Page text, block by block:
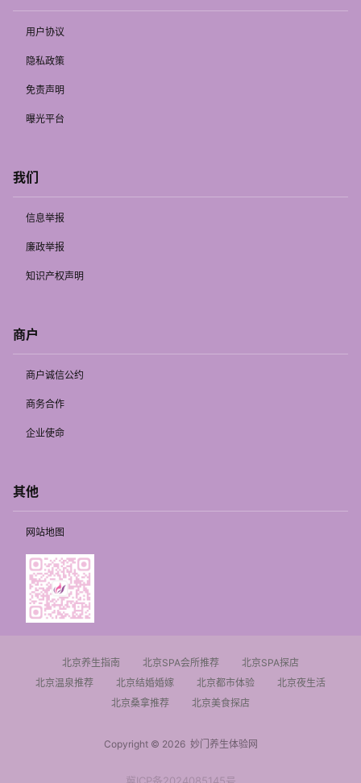
用户协议
隐私政策
免责声明
曝光平台
我们
信息举报
廉政举报
知识产权声明
商户
商户诚信公约
商务合作
企业使命
其他
网站地图
北京养生指南 北京SPA会所推荐
北京SPA探店
北京温泉推荐
北京结婚婚嫁 北京都市体验
北京夜生活
北京桑拿推荐
北京美食探店
Copyright © 2026妙门养生体验网